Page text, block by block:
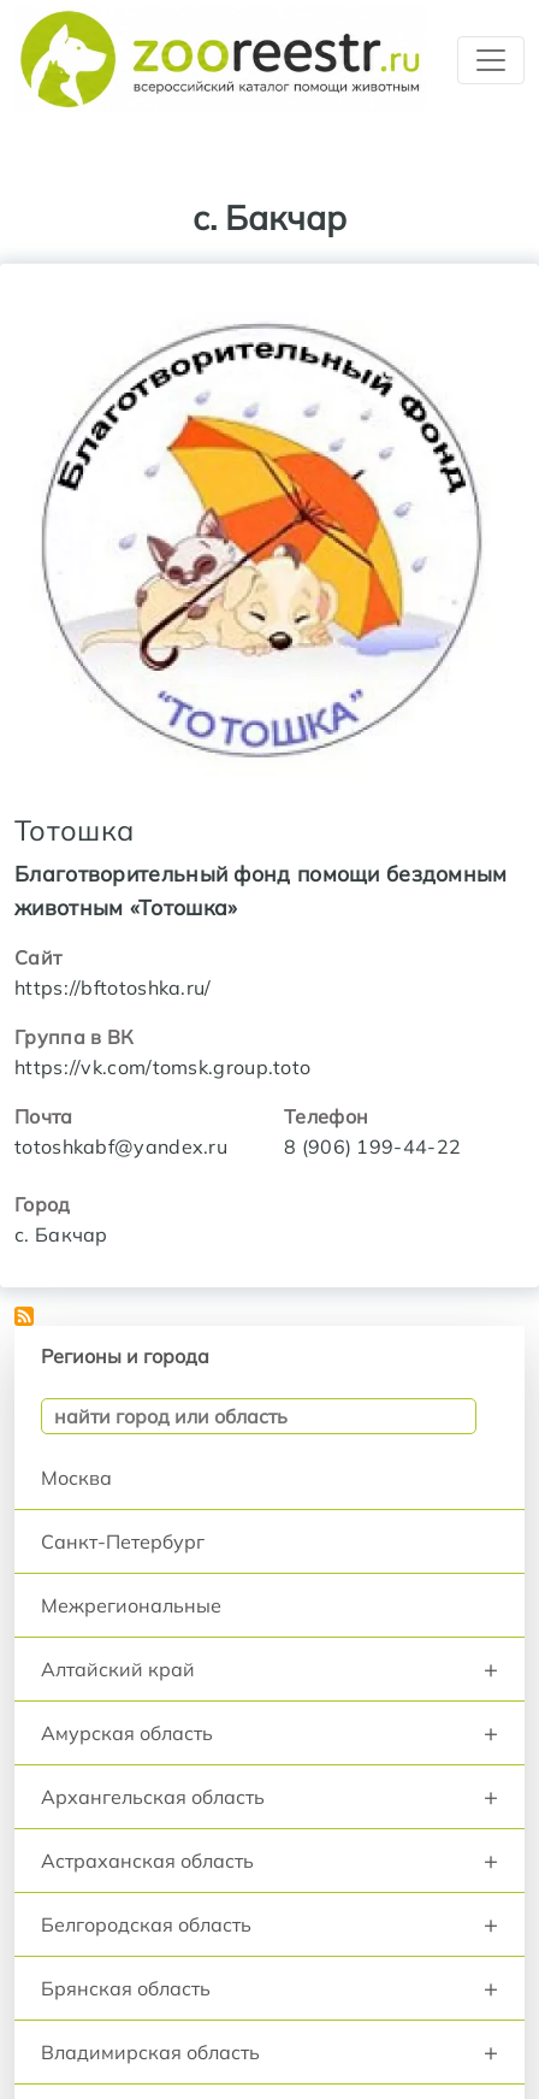
с. Бакчар
Тотошка
Благотворительный фонд помощи бездомным
животным «Тотошка»
Сайт
https://bftotoshka.ru/
Группа в ВК
https://vk.com/tomsk.group.toto
Почта
totoshkabf@yandex.ru
Телефон
8 (906) 199-44-22
Город
с. Бакчар
Регионы и города
Москва
Санкт-Петербург
Межрегиональные
Алтайский край +
Амурская область +
Архангельская область +
Астраханская область +
Белгородская область +
Брянская область +
Владимирская область +